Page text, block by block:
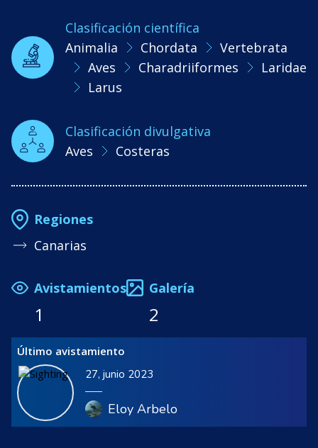
Clasificación científica
Animalia
Chordata
Vertebrata
Aves
Charadriiformes
Laridae
Larus
Clasificación divulgativa
Aves
Costeras
Regiones
Canarias
Avistamientos
1
Galería
2
Último avistamiento
27, junio 2023
Eloy Arbelo